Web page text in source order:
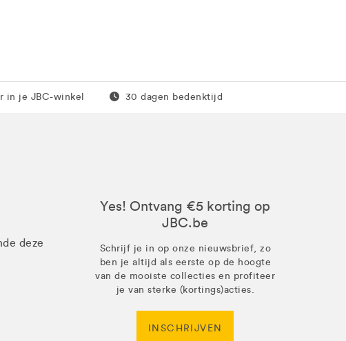
50 euro
in je JBC-winkel Gratis retour
30 dagen bedenktijd
deze
Yes! Ontvang €5 korting op
JBC.be
Schrijf je in op onze nieuwsbrief, zo
ben je altijd als eerste op de hoogte
van de mooiste collecties en profiteer
je van sterke (kortings)acties.
INSCHRIJVEN